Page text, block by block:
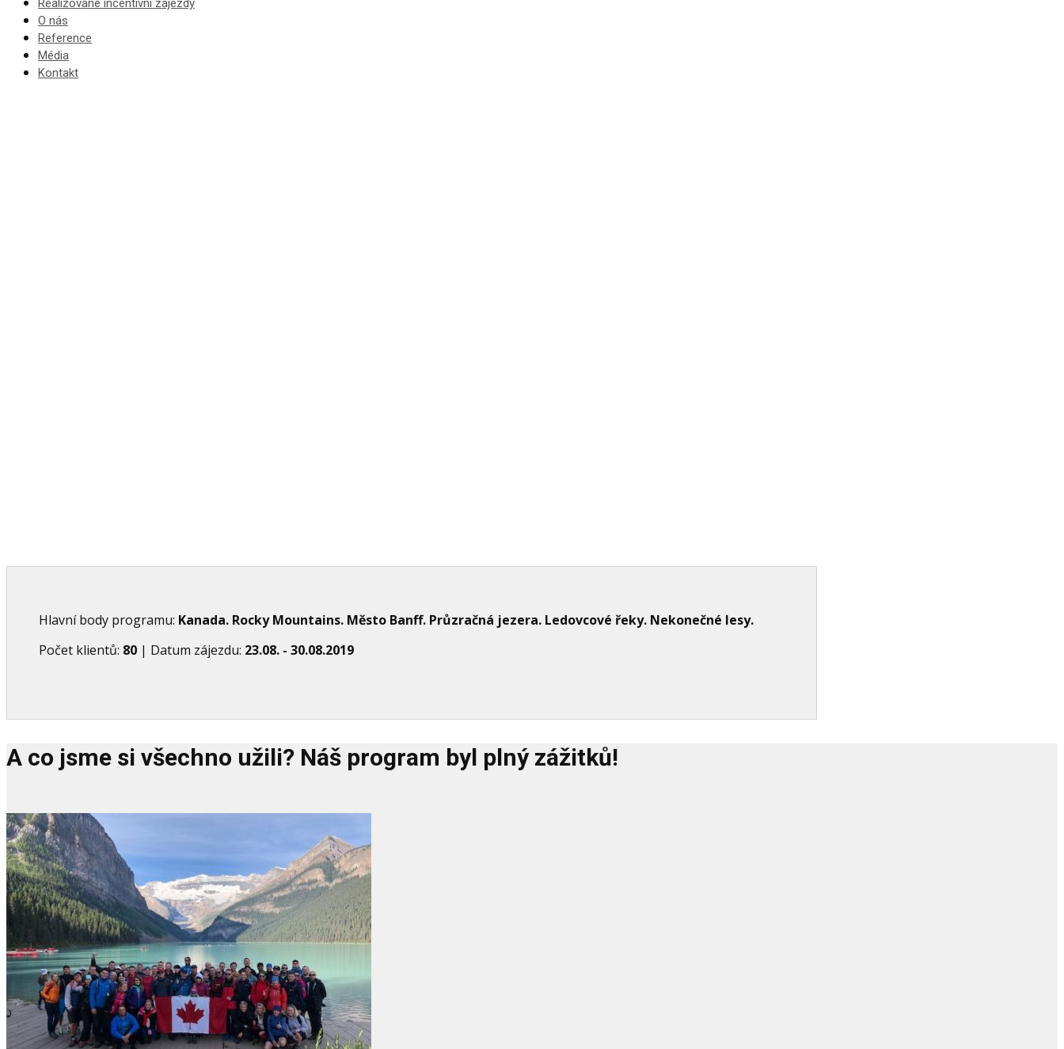
Realizované incentivní zájezdy
O nás
Reference
Média
Kontakt
Hlavní body programu: Kanada. Rocky Mountains. Město Banff. Průzračná jezera. Ledovcové řeky. Nekonečné lesy.
Počet klientů: 80 | Datum zájezdu: 23.08. - 30.08.2019
A co jsme si všechno užili? Náš program byl plný zážitků!